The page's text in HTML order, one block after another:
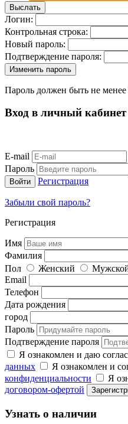
Логин:
Контрольная строка:
Новый пароль:
Подтверждение пароля:
Пароль должен быть не
Вход в личный кабинет
E-mail
Пароль
Регистрация
Забыли свой пароль?
Регистрация
Имя
Фамилия
Пол
Женский
Email
Телефон
Дата рождения
город
Пароль
Подтверждение пароля
Я ознакомлен и даю
данных
Я ознакомлен и
конфиденциальности
Я
договором-офертой
Узнать о наличии